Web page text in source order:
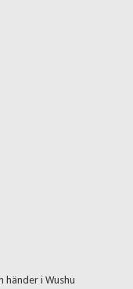
händer i Wushu